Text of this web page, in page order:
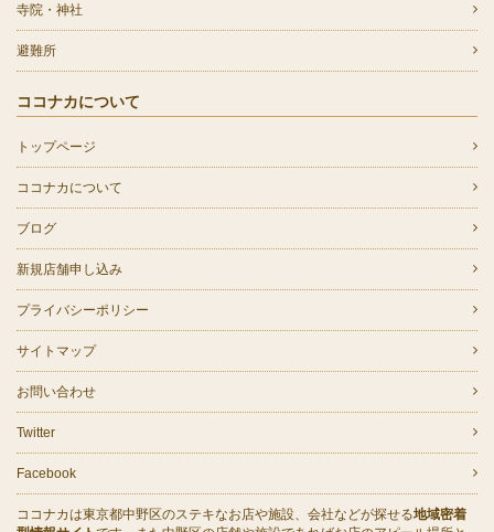
寺院・神社
避難所
ココナカについて
トップページ
ココナカについて
ブログ
新規店舗申し込み
プライバシーポリシー
サイトマップ
お問い合わせ
Twitter
Facebook
ココナカは東京都中野区のステキなお店や施設、会社などが探せる地域密着